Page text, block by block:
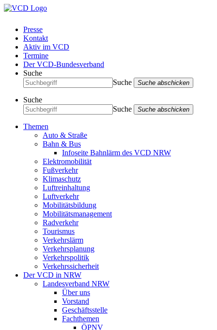
Presse
Kontakt
Aktiv im VCD
Termine
Der VCD-Bundesverband
Suche
Suche
Suche abschicken
Suche
Suche
Suche abschicken
Themen
Auto & Straße
Bahn & Bus
Infoseite Bahnlärm des VCD NRW
Elektromobilität
Fußverkehr
Klimaschutz
Luftreinhaltung
Luftverkehr
Mobilitätsbildung
Mobilitätsmanagement
Radverkehr
Tourismus
Verkehrslärm
Verkehrsplanung
Verkehrspolitik
Verkehrssicherheit
Der VCD in NRW
Landesverband NRW
Über uns
Vorstand
Geschäftsstelle
Fachthemen
ÖPNV